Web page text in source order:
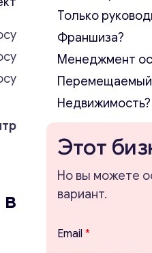
Только
Франшиза?
Менеджмент
Недвижимость?
Этот
Но вы можете
вариант.
Email *